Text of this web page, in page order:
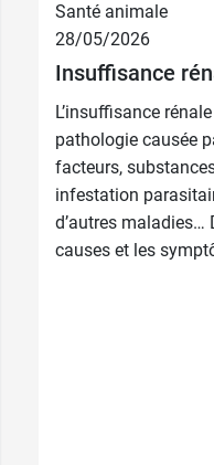
Santé animale
28/05/2026
Insuffisance
L’insuffisance
pathologie causée
facteurs,
infestation
d’autres maladies…
causes et les